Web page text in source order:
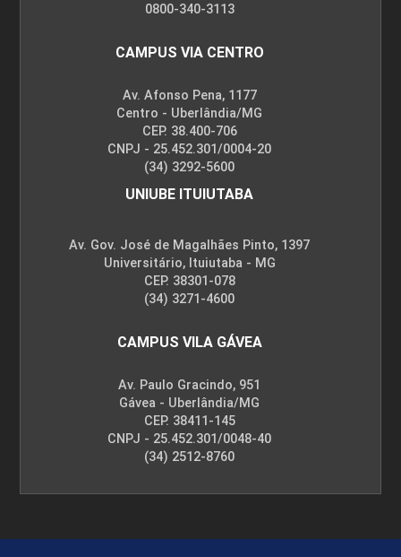
0800-340-3113
CAMPUS VIA CENTRO
Av. Afonso Pena, 1177
Centro - Uberlândia/MG
CEP. 38.400-706
CNPJ - 25.452.301/0004-20
(34) 3292-5600
UNIUBE ITUIUTABA
Av. Gov. José de Magalhães Pinto, 1397
Universitário, Ituiutaba - MG
CEP. 38301-078
(34) 3271-4600
CAMPUS VILA GÁVEA
Av. Paulo Gracindo, 951
Gávea - Uberlândia/MG
CEP. 38411-145
CNPJ - 25.452.301/0048-40
(34) 2512-8760